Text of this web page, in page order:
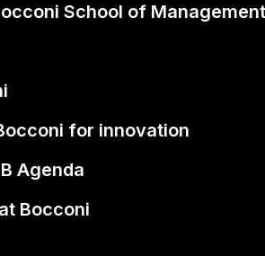
School of Management
for innovation
Agenda
Bocconi